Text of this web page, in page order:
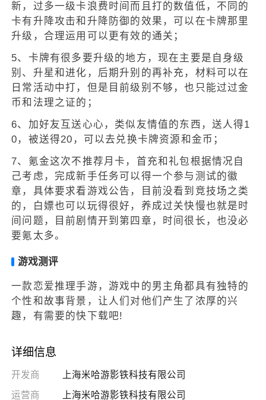
新，过多一级卡浪费时间而且打的数值低，不同的
卡有升降攻击和升降防御的效果，可以在卡牌那里
升级，合理运用可以更有效的通关；
5、卡牌有很多要升级的地方，现在主要是自身级
别、升星和进化，后期升别的再补充，材料可以在
日常活动中打，但是目前级别不够，也只能过过金
币和法理之证的；
6、加好友互送心心，类似友情值的东西，送人得1
0，被送得20，可以去兑换卡牌资源和金币；
7、氪金这次不推荐月卡，首充和礼包根据情况自
己考虑，完成新手任务可以得一个参与测试的徽
章，具体要求看游戏公告，目前没看到竞技场之类
的，白嫖也可以玩得很好，养成过关快慢也就是时
间问题，目前剧情开到第四章，时间很长，也没必
要氪太多。
游戏测评
一款恋爱推理手游，游戏中的男主角都具有独特的
个性和故事背景，让人们对他们产生了浓厚的兴
趣，有需要的快下载吧!
详细信息
开发商
上海米哈游影铁科技有限公司
运营商
上海米哈游影铁科技有限公司